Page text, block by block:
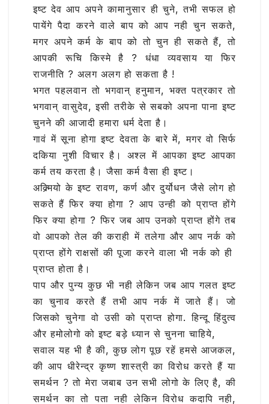
इष्ट देव आप अपने कामानुसार ही चुने, तभी सफल हो
पायेंगे पैदा करने वाले बाप को आप नही चुन सकते,
मगर अपने कर्म के बाप को तो चुन ही सकते हैं, तो
आपकी रूचि किस्मे है ? धंधा व्यवसाय या फिर
राजनीति ? अलग अलग हो सकता है !
भगत पहलवान तो भगवान् हनुमान, भक्त पत्रकार तो
भगवान् वासुदेव, इसी तरीके से सबको अपना पाना इष्ट
चुनने की आजादी हमारा धर्म देता है।
गावं में सूना होगा इष्ट देवता के बारे में, मगर वो सिर्फ
दकिया नुशी विचार है। अश्ल में आपका इष्ट आपका
कर्म तय करता है। जैसा कर्म वैसा ही इष्ट।
अक्र्मियो के इष्ट रावण, कर्ण और दुर्योधन जैसे लोग हो
सकते हैं फिर क्या होगा ? आप उन्ही को प्राप्त होंगे
फिर क्या होगा ? फिर जब आप उनको प्राप्त होंगे तब
वो आपको तेल की कराही में तलेगा और आप नर्क को
प्राप्त होंगे राक्षसों की पूजा करने वाला भी नर्क को ही
प्राप्त होता है।
पाप और पुन्य कुछ भी नही लेकिन जब आप गलत इष्ट
का चुनाव करते हैं तभी आप नर्क में जाते हैं। जो
जिसको चुनेगा वो उसी को प्राप्त होगा. हिन्दू हिंदुत्व
और हमोलोगो को इष्ट बड़े ध्यान से चुनना चाहिये,
सवाल यह भी है की, कुछ लोग पूछ रहें हमसे आजकल,
की आप धीरेन्द्र कृष्ण शास्त्री का विरोध करते हैं या
समर्थन ? तो मेरा जबाब उन सभी लोगो के लिए है, की
समर्थन का तो पता नही लेकिन विरोध कदापि नही,